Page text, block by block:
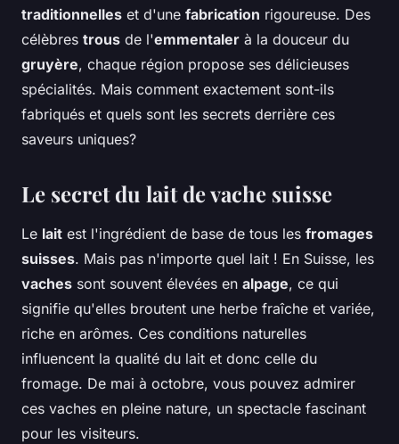
traditionnelles et d'une fabrication rigoureuse. Des
célèbres trous de l'emmentaler à la douceur du
gruyère, chaque région propose ses délicieuses
spécialités. Mais comment exactement sont-ils
fabriqués et quels sont les secrets derrière ces
saveurs uniques?
Le secret du lait de vache suisse
Le lait est l'ingrédient de base de tous les fromages
suisses. Mais pas n'importe quel lait ! En Suisse, les
vaches sont souvent élevées en alpage, ce qui
signifie qu'elles broutent une herbe fraîche et variée,
riche en arômes. Ces conditions naturelles
influencent la qualité du lait et donc celle du
fromage. De mai à octobre, vous pouvez admirer
ces vaches en pleine nature, un spectacle fascinant
pour les visiteurs.